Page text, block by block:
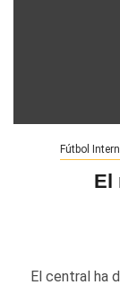
Fútbol
El
El central ha